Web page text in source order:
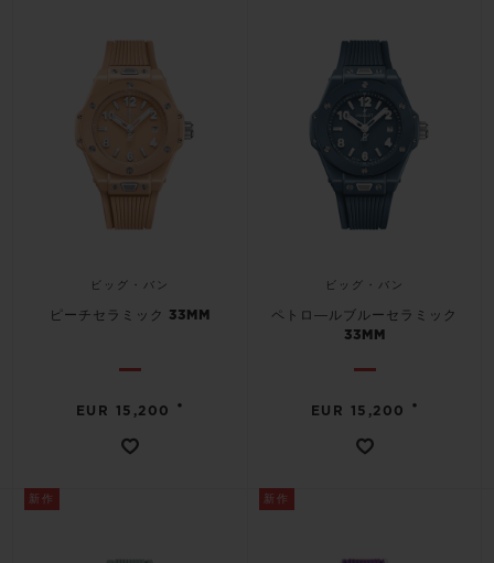
ビッグ・バン
ピーチセラミック 33MM
EUR 15,200 •
ビッグ・バン
ペトロ―ルブルーセラミック
33MM
EUR 15,200 •
新作 新作